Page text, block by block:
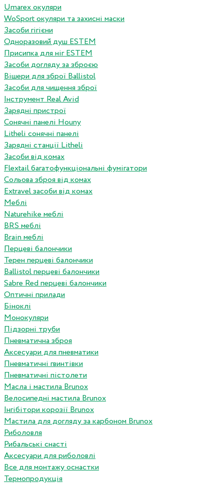
Umarex окуляри
WoSport окуляри та захисні маски
Засоби гігієни
Одноразовий душ ESTEM
Присипка для ніг ESTEM
Засоби догляду за зброєю
Вішери для зброї Ballistol
Засоби для чищення зброї
Інструмент Real Avid
Зарядні пристрої
Сонячні панелі Houny
Litheli сонячні панелі
Зарядні станції Litheli
Засоби від комах
Flextail багатофункціональні фумігатори
Сольова зброя від комах
Extravel засоби від комах
Меблі
Naturehike меблі
BRS меблі
Brain меблі
Перцеві балончики
Терен перцеві балончики
Ballistol перцеві балончики
Sabre Red перцеві балончики
Оптичні прилади
Біноклі
Монокуляри
Підзорні труби
Пневматична зброя
Аксесуари для пневматики
Пневматичні гвинтівки
Пневматичні пістолети
Масла і мастила Brunox
Велосипедні мастила Brunox
Інгібітори корозії Brunox
Мастила для догляду за карбоном Brunox
Риболовля
Рибальські снасті
Аксесуари для риболовлі
Все для монтажу оснастки
Термопродукція